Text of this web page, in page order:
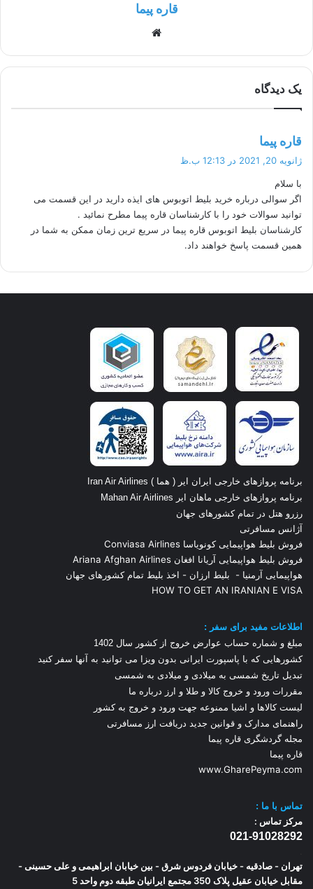
قاره پیما
یک دیدگاه
قاره پیما
ژانویه 20, 2021 در 12:13 ب.ظ
با سلام
اگر سوالی درباره خرید بلیط اتوبوس های ایذه دارید در این قسمت می
توانید سوالات خود را با کارشناسان قاره پیما مطرح نمائید .
کارشناسان بلیط اتوبوس قاره پیما در سریع ترین زمان ممکن به شما در
همین قسمت پاسخ خواهند داد.
برنامه پروازهای خارجی ایران ایر ( هما ) Iran Air Airlines
برنامه پروازهای خارجی ماهان ایر Mahan Air Airlines
رزرو هتل در تمام کشورهای جهان
آژانس مسافرتی
فروش بلیط هواپیمایی کونویاسا Conviasa Airlines
فروش بلیط هواپیمایی آریانا افغان Ariana Afghan Airlines
هواپیمایی آرمنیا - بلیط ارزان - اخذ بلیط تمام کشورهای جهان
HOW TO GET AN IRANIAN E VISA
اطلاعات مفید برای سفر :
مبلغ و شماره حساب عوارض خروج از کشور سال 1 402
کشورهایی که با پاسپورت ایرانی بدون ویزا می توانید به آنها سفر کنید
تبدیل تاریخ شمسی به میلادی و میلادی به شمسی
مقررات ورود و خروج کالا و طلا و ارز درباره ما
لیست کالاها و اشیا ممنوعه جهت ورود و خروج به کشور
راهنمای مدارک و قوانین جدید دریافت ارز مسافرتی
مجله گردشگری قاره پیما
قاره پیما
www.GharePeyma.com
تماس با ما :
مرکز تماس :
021-91028292
تهران - صادقیه - خیابان فردوس شرق - بین خیابان ابراهیمی و علی حسینی -
مقابل خیابان عقیل پلاک 350 مجتمع ایرانیان طبقه دوم واحد 5